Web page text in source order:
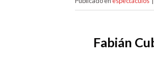
Fabián